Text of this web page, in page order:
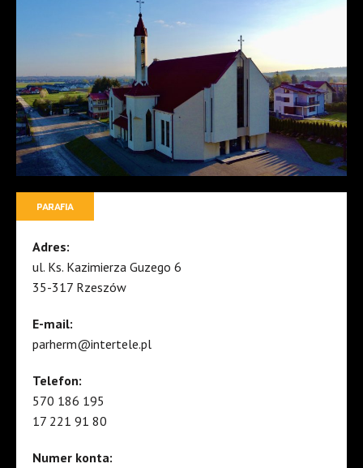
PARAFIA
Adres:
ul. Ks. Kazimierza Guzego 6
35-317 Rzeszów
E-mail:
parherm@intertele.pl
Telefon:
570 186 195
17 221 91 80
Numer konta: